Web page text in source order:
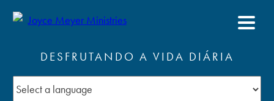
DESFRUTANDO A VIDA DIÁRIA